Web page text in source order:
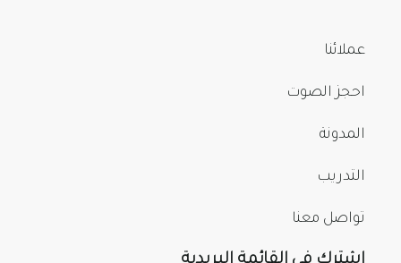
عملائنا
احجز الصوت
المدونة
التدريب
تواصل معنا